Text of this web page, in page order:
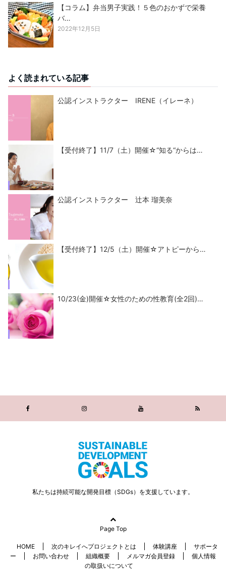
【コラム】弁当男子実践！５色のおかずで栄養
バ…
2022年12月5日
よく読まれている記事
公認インストラクター IRENE（イレーネ）
【受付終了】11/7（土）開催☆“知る“からは…
公認インストラクター 辻本 瑠美奈
【受付終了】12/5（土）開催☆アトピーから…
10/23(金)開催☆女性のための性教育(全2回)…
私たちは持続可能な開発目標（SDGs）を支援しています。
Page Top
HOME 次のキレイへプロジェクトとは 体験講座
サポータ
ー
お問い合わせ 組織概要 メルマガ会員登録
個人情報
の取扱いについて